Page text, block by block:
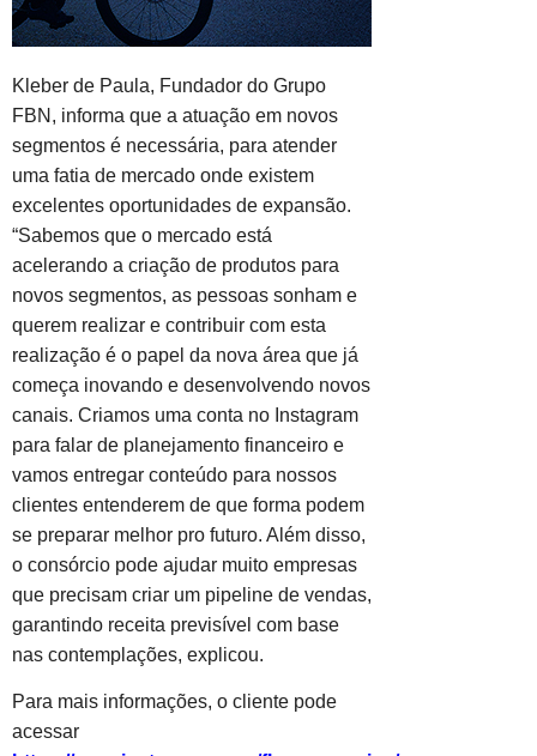
Kleber de Paula, Fundador do Grupo
FBN, informa que a atuação em novos
segmentos é necessária, para atender
uma fatia de mercado onde existem
excelentes oportunidades de expansão.
“Sabemos que o mercado está
acelerando a criação de produtos para
novos segmentos, as pessoas sonham e
querem realizar e contribuir com esta
realização é o papel da nova área que já
começa inovando e desenvolvendo novos
canais. Criamos uma conta no Instagram
para falar de planejamento financeiro e
vamos entregar conteúdo para nossos
clientes entenderem de que forma podem
se preparar melhor pro futuro. Além disso,
o consórcio pode ajudar muito empresas
que precisam criar um pipeline de vendas,
garantindo receita previsível com base
nas contemplações, explicou.
Para mais informações, o cliente pode
acessar